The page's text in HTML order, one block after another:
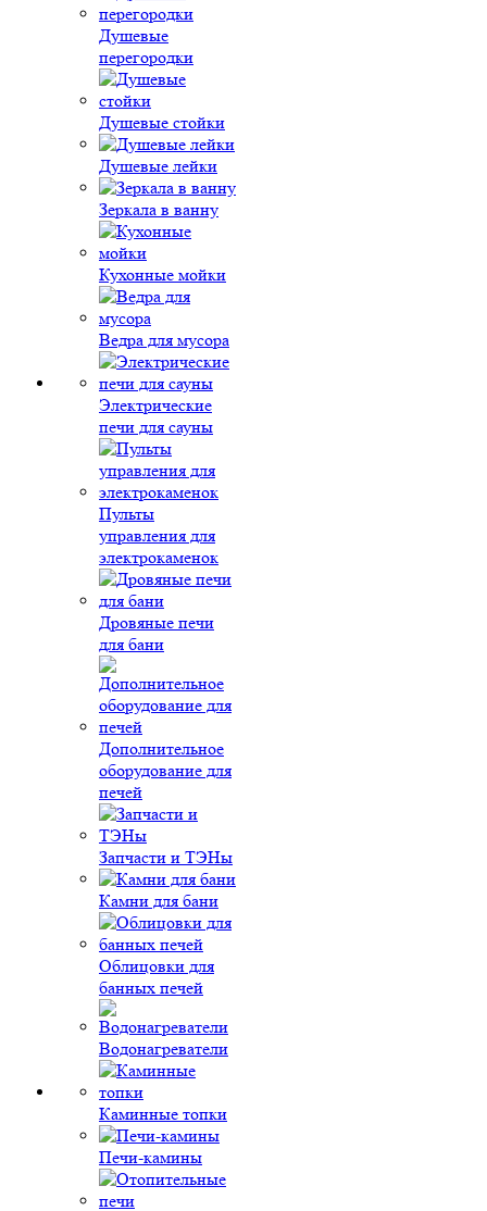
Душевые
перегородки
Душевые стойки
Душевые лейки
Зеркала в ванну
Кухонные мойки
Ведра для мусора
Электрические
печи для сауны
Пульты
управления для
электрокаменок
Дровяные печи
для бани
Дополнительное
оборудование для
печей
Запчасти и ТЭНы
Камни для бани
Облицовки для
банных печей
Водонагреватели
Каминные топки
Печи-камины